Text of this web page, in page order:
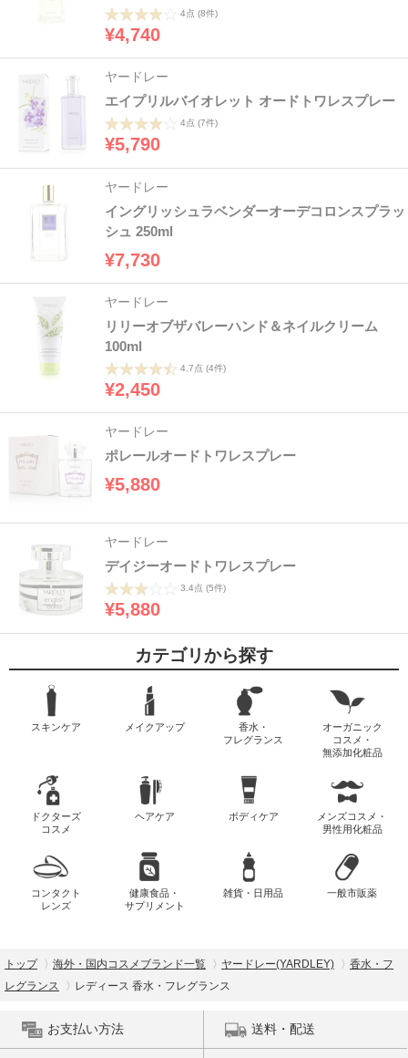
4点 (8件)
¥4,740
ヤードレー
エイプリルバイオレット オードトワレスプレー
4点 (7件)
¥5,790
ヤードレー
イングリッシュラベンダーオーデコロンスプラッ
シュ 250ml
¥7,730
ヤードレー
リリーオブザバレーハンド＆ネイルクリーム
100ml
4.7点 (4件)
¥2,450
ヤードレー
ポレールオードトワレスプレー
¥5,880
ヤードレー
デイジーオードトワレスプレー
3.4点 (5件)
¥5,880
カテゴリから探す
スキンケア メイクアップ
香水・
フレグランス
オーガニック
コスメ・
無添加化粧品
ドクターズ
コスメ
ヘアケア ボディケア
メンズコスメ・
男性用化粧品
コンタクト
レンズ
健康食品・
サプリメント
雑貨・日用品 一般市販薬
トップ 海外・国内コスメブランド一覧 ヤードレー(YARDLEY)
香水・フ
レグランス
レディース 香水・フレグランス
お支払い方法 送料・配送